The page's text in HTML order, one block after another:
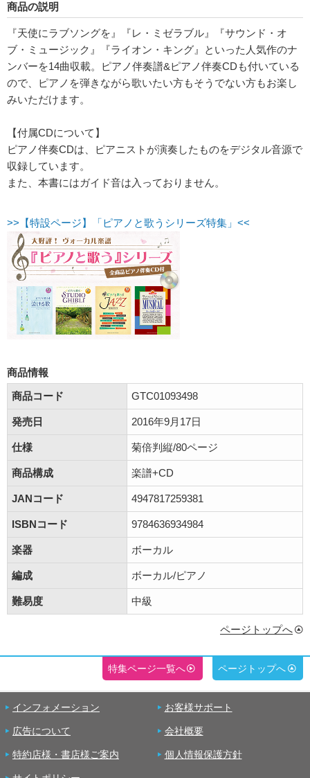
商品の説明
『天使にラブソングを』『レ・ミゼラブル』『サウンド・オ
ブ・ミュージック』『ライオン・キング』といった人気作のナ
ンバーを14曲収載。ピアノ伴奏譜&ピアノ伴奏CDも付いている
ので、ピアノを弾きながら歌いたい方もそうでない方もお楽し
みいただけます。
【付属CDについて】
ピアノ伴奏CDは、ピアニストが演奏したものをデジタル音源で
収録しています。
また、本書にはガイド音は入っておりません。
>>【特設ページ】「ピアノと歌うシリーズ特集」<<
商品情報
商品コード
GTC01093498
発売日 2016年9月17日
仕様 菊倍判縦/80ページ
商品構成 楽譜+CD
JANコード 4947817259381
ISBNコード 9784636934984
楽器 ボーカル
編成 ボーカル/ピアノ
難易度 中級
ページトップへ
特集ページ一覧へ ページトップへ
インフォメーション お客様サポート
広告について 会社概要
特約店様・書店様ご案内 個人情報保護方針